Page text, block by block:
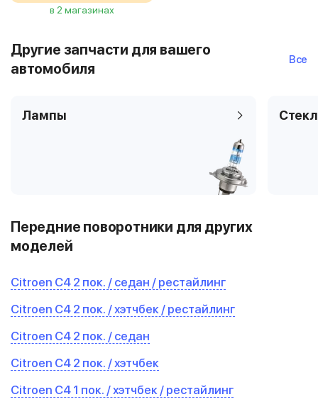
в 2 магазинах
Другие запчасти для вашего
автомобиля
Все
Лампы
Передние поворотники для других
моделей
Citroen C4 2 пок. / седан / рестайлинг
Citroen C4 2 пок. / хэтчбек / рестайлинг
Citroen C4 2 пок. / седан
Citroen C4 2 пок. / хэтчбек
Citroen C4 1 пок. / хэтчбек / рестайлинг